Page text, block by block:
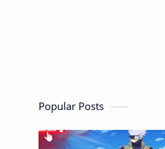
Popular Posts